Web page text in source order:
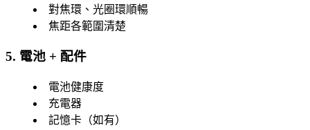
對焦環、光圈環順暢
焦距各範圍清楚
5. 電池 + 配件
電池健康度
充電器
記憶卡（如有）